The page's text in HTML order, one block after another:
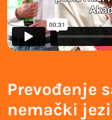
Prevođenje
nemački